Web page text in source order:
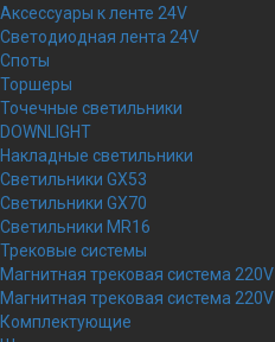
Аксессуары к ленте 24V
Светодиодная лента 24V
Споты
Торшеры
Точечные светильники
DOWNLIGHT
Накладные светильники
Светильники GX53
Светильники GX70
Светильники MR16
Трековые системы
Магнитная трековая система 220V
Магнитная трековая система 220V
Комплектующие